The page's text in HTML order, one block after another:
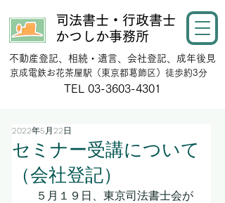
司法書士・行政書士
かつしか事務所
不動産登記、相続・遺言、会社登記、成年後見
​京成電鉄お花茶屋駅（東京都葛飾区）徒歩約3分
​TEL 03-3603-4301
セミナー受講について
（会社登記）
2022年5月22日
５月１９日、東京司法書士会が